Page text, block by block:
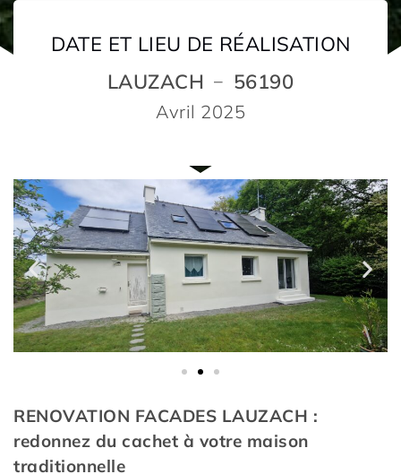
DATE ET LIEU DE RÉALISATION
LAUZACH – 56190
Avril 2025
RENOVATION FACADES LAUZACH :
redonnez du cachet à votre maison
traditionnelle